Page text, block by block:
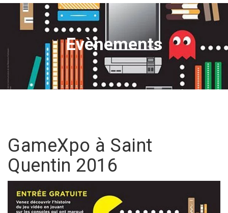
Evènements
GameXpo à Saint
Quentin 2016